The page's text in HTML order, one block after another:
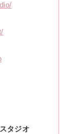
タジオ